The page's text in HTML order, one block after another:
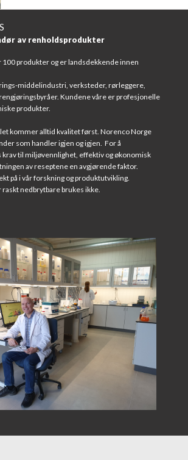
av renholdsprodukter
100 produkter og er landsdekkende innen
middelindustri, verksteder, rørleggere,
Kundene våre er profesjonelle
produkter.
kommer alltid kvalitet først. Norenco Norge
som handler igjen og igjen. For å
til miljøvennlighet, effektiv og økonomisk
av reseptene en avgjørende faktor.
på i vår forskning og produktutvikling.
nedbrytbare brukes ikke.